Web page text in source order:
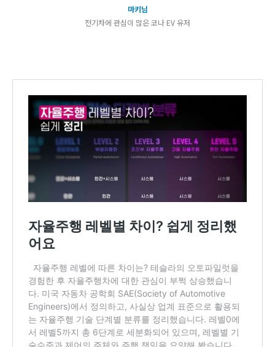
마키님
전기차에 관심이 많은 코나 EV 유저